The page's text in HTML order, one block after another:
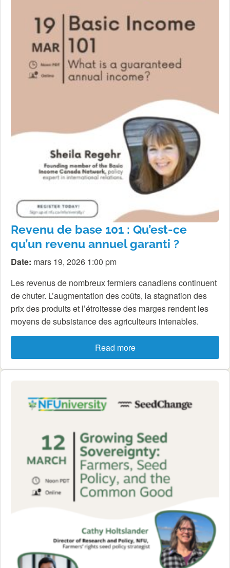
Revenu de base 101 : Qu’est-ce
qu’un revenu annuel garanti ?
Date: mars 19, 2026 1:00 pm
Les revenus de nombreux fermiers canadiens continuent
de chuter. L’augmentation des coûts, la stagnation des
prix des produits et l’étroitesse des marges rendent les
moyens de subsistance des agriculteurs intenables.
Read more